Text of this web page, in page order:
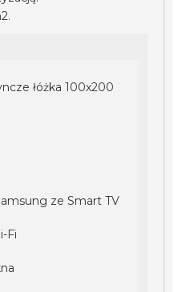
łóżka 100x200
ze Smart TV
Fi